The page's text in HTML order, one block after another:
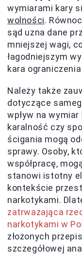
wymiarami kary
wolności.
sąd uzna dane
mniejszej wagi,
łagodniejszym
kara
Należy także
dotyczące
wpływ na wymiar
karalność czy
ścigania mogą
sprawy. Osoby,
współpracę,
stanowi istotny
kontekście
narkotykami.
zatrważająca
narkotykami w
złożonych
szczegółowej